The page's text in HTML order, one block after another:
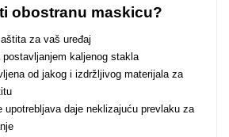
obostranu maskicu?
za vaš uređaj
postavljanjem kaljenog stakla
od jakog i izdržljivog materijala za
upotrebljava daje neklizajuću prevlaku za
Apstraktni motivi